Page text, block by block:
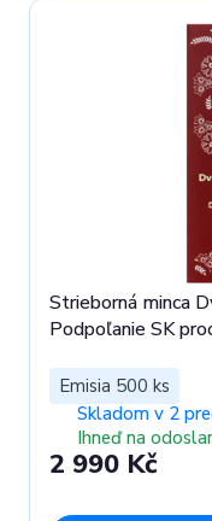
Strieborná minca
Podpoľanie SK
Emisia 500 ks
Skladom v 2
Ihneď na
2 990 Kč